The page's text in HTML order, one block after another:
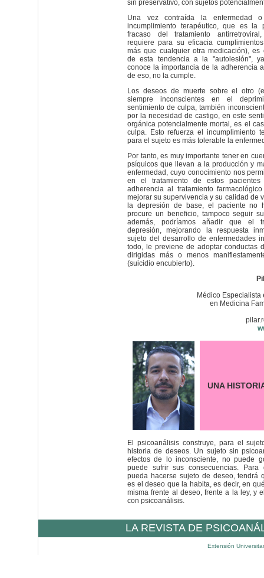
sin preservativo, con sujetos
Una vez contraída la enfermedad
incumplimiento terapéutico, que es la
fracaso del tratamiento
requiere para su eficacia
más que cualquier otra medicación), es
de esta tendencia a la "autolesión",
conoce la importancia de la adherencia
de eso, no la cumple.
Los deseos de muerte sobre el otro
siempre inconscientes en el
sentimiento de culpa, también
por la necesidad de castigo, en este
orgánica potencialmente mortal, es el
culpa. Esto refuerza el incumplimiento
para el sujeto es más tolerable la
Por tanto, es muy importante tener en
psíquicos que llevan a la producción y
enfermedad, cuyo conocimiento nos
en el tratamiento de estos
adherencia al tratamiento
mejorar su supervivencia y su calidad de
la depresión de base, el paciente no
procure un beneficio, tampoco seguir
además, podríamos añadir que el
depresión, mejorando la respuesta
sujeto del desarrollo de enfermedades
todo, le previene de adoptar conductas
dirigidas más o menos
(suicidio encubierto).
Médico
en Medicina
UNA
El psicoanálisis construye, para el
historia de deseos. Un sujeto sin
efectos de lo inconsciente, no puede
puede sufrir sus consecuencias. Para
pueda hacerse sujeto de deseo, tendrá
es el deseo que la habita, es decir, en
misma frente al deseo, frente a la ley, y
con psicoanálisis.
LA REVISTA DE
Extensión